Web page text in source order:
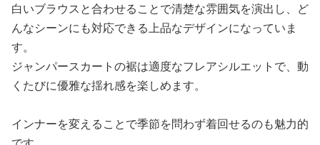
白いブラウスと合わせることで清楚な雰囲気を演出し、ど
んなシーンにも対応できる上品なデザインになっていま
す。
ジャンパースカートの裾は適度なフレアシルエットで、動
くたびに優雅な揺れ感を楽しめます。
インナーを変えることで季節を問わず着回せるのも魅力的